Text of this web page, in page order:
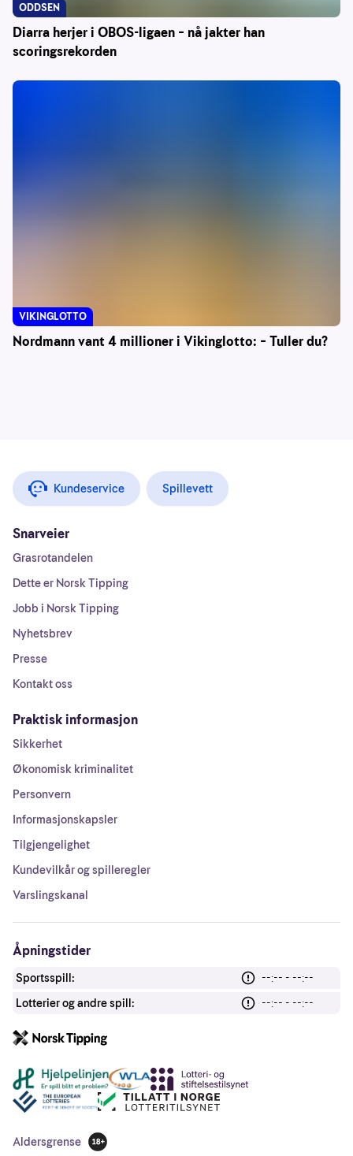
Diarra herjer i OBOS-ligaen – nå jakter han
scoringsrekorden
ODDSEN
Nordmann vant 4 millioner i Vikinglotto: – Tuller du?
VIKINGLOTTO
Kundeservice Spillevett
Snarveier
Grasrotandelen
Dette er Norsk Tipping
Jobb i Norsk Tipping
Nyhetsbrev
Presse
Kontakt oss
Praktisk informasjon
Sikkerhet
Økonomisk kriminalitet
Personvern
Informasjonskapsler
Tilgjengelighet
Kundevilkår og spilleregler
Varslingskanal
Åpningstider
Sportsspill:
--:-- - --:--
Lotterier og andre spill:
--:-- - --:--
Andre lenker
Aldersgrense
18 år